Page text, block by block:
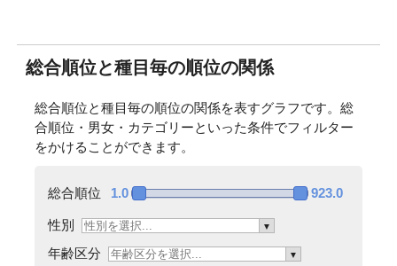
84
1005 20 男
85
1001 岡村 太路 19 男
87
1160 宮本 大輔 34 男 福岡県
88
3124 藤田 茂雄
新潟県
9056 中島 聖子 京都府
3020 菊地 栄紀
1013 高橋 優一 21 男
総合順位と種目毎の順位の関係
総合順位と種目毎の順位の関係を表すグラフです。総
合順位・男女・カテゴリーといった条件でフィルター
をかけることができます。
総合順位 1.0 923.0
性別 ▼
年齢区分 ▼